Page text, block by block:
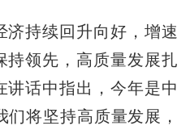
持续回升向好，增速
持领先，高质量发展扎
讲话中指出，今年是中
将坚持高质量发展，